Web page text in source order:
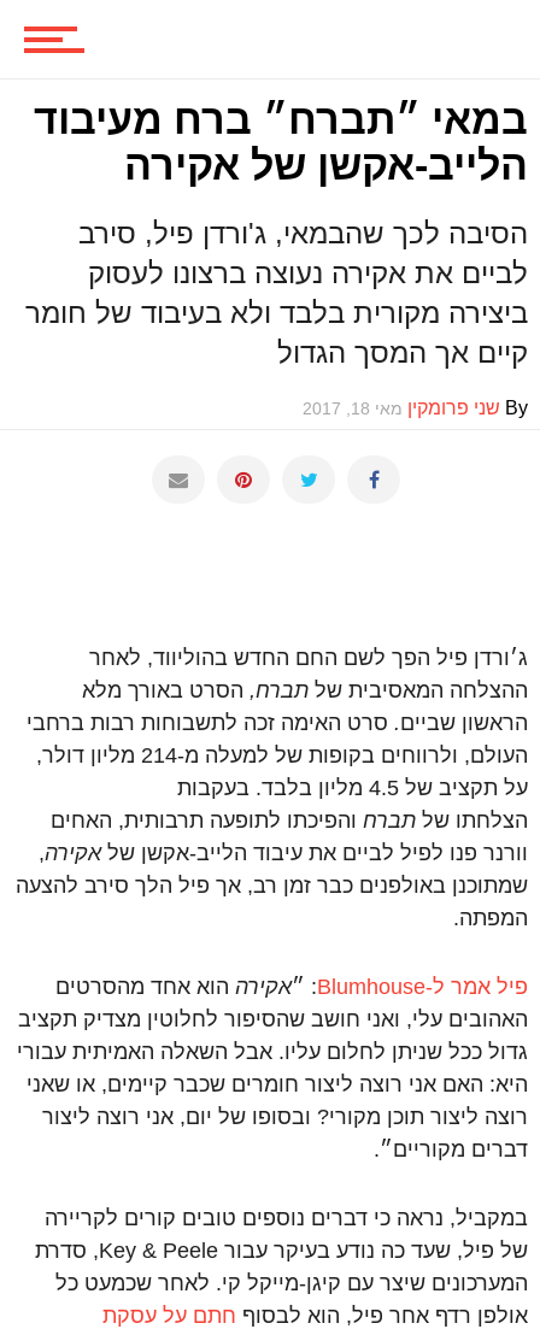
משחקים
ביקורות משחקים
במאי ״תברח״ ברח מעיבוד
הלייב-אקשן של אקירה
הסיבה לכך שהבמאי, ג'ורדן פיל, סירב
לביים את אקירה נעוצה ברצונו לעסוק
ביצירה מקורית בלבד ולא בעיבוד של חומר
קיים אך המסך הגדול
By שני פרומקין מאי 18, 2017
ג׳ורדן פיל הפך לשם החם החדש בהוליווד, לאחר
ההצלחה המאסיבית של תברח, הסרט באורך מלא
הראשון שביים. סרט האימה זכה לתשבוחות רבות ברחבי
העולם, ולרווחים בקופות של למעלה מ-214 מליון דולר,
על תקציב של 4.5 מליון בלבד. בעקבות
הצלחתו של תברח והפיכתו לתופעה תרבותית, האחים
וורנר פנו לפיל לביים את עיבוד הלייב-אקשן שלאקירה,
שמתוכנן באולפנים כבר זמן רב, אך פיל הלך סירב להצעה
המפתה.
פיל אמר ל-Blumhouse : ״אקירה הוא אחד מהסרטים
האהובים עלי, ואני חושב שהסיפור לחלוטין מצדיק תקציב
גדול ככל שניתן לחלום עליו. אבל השאלה האמיתית עבורי
היא: האם אני רוצה ליצור חומרים שכבר קיימים, או שאני
רוצה ליצור תוכן מקורי? ובסופו של יום, אני רוצה ליצור
דברים מקוריים״.
במקביל, נראה כי דברים נוספים טובים קורים לקריירה
של פיל, שעד כה נודע בעיקר עבור Key & Peele, סדרת
המערכונים שיצר עם קיגן-מייקל קי. לאחר שכמעט כל
אולפן רדף אחר פיל, הוא לבסוף חתם על עסקת